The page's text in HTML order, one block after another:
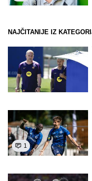
NAJČITANIJE IZ
1